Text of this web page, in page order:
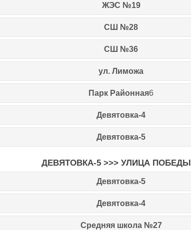
ЖЭС №19
СШ №28
СШ №36
ул. Лиможа
Парк Районная6
Девятовка-4
Девятовка-5
ДЕВЯТОВКА-5 >>> УЛИЦА ПОБЕДЫ
Девятовка-5
Девятовка-4
Средняя школа №27